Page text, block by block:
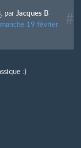
#
parJacques B
19 février
:)